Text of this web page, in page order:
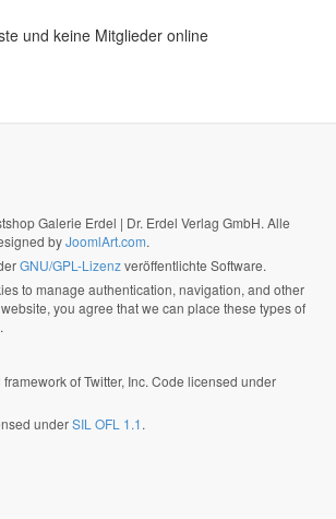
und keine Mitglieder online
Galerie Erdel | Dr. Erdel Verlag GmbH. Alle
byJoomlArt.com.
GNU/GPL-Lizenzveröffentlichte Software.
to manage authentication, navigation, and other
you agree that we can place these types of
of Twitter, Inc. Code licensed under
underSIL OFL 1.1.